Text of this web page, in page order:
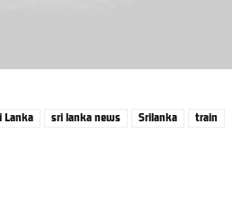
Lanka sri lanka news Srilanka
train